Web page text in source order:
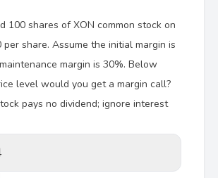
100 shares of XON common stock on
per share. Assume the initial margin is
margin is 30%. Below
level would you get a margin call?
pays no dividend; ignore interest